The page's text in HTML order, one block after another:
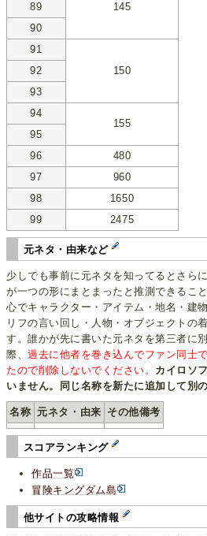
145
89
90
91
150
92
93
94
155
95
96
480
97
960
98
1650
99
2475
元ネタ・由来など
少しでも事前に元ネタを知ってるとさら
が一つの形にまとまったと推測できるこ
心でキャラクター・アイテム・地名・建
リフの言い回し・人物・オブジェクトの
す。誰かが先に書いた元ネタを第三者に
際、過去に他者を巻き込んでファン同士
たので削除しないでください。 カイロソ
いません。同じ名称を新たに追加して別
名称 元ネタ・由来 その他備考
スコアランキング
作品一覧
冒険キングダム島
他サイトの攻略情報